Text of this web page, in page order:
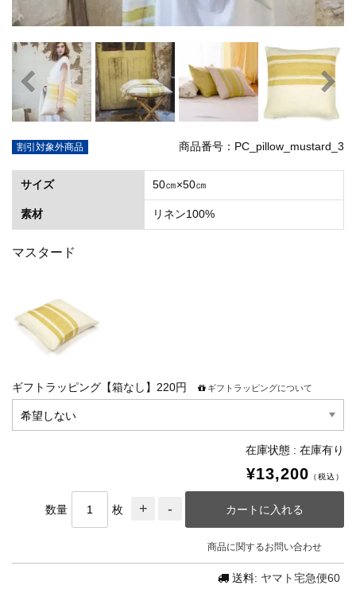
割引対象外商品 商品番号：PC_pillow_mustard_3
サイズ 50㎝×50㎝
素材 リネン100%
マスタード
ギフトラッピング【箱なし】220円 ギフトラッピングについて
在庫状態 : 在庫有り
¥13,200 （税込）
数量 枚
商品に関するお問い合わせ
送料: ヤマト宅急便60